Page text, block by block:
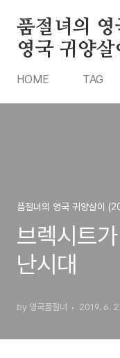
품절녀의
영국 귀양살
HOME TAG
품절녀의 영국 귀양살이
브렉시트
난시대
by 영국품절녀 2019. 6.